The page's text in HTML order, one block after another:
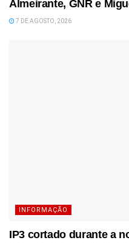
Almeirante, GNR e
7 DE AGOSTO, 2026
INFORMAÇÃO
IP3 cortado durante a